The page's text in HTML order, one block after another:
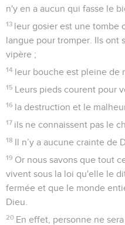
n'y en a aucun qui fasse le
13 leur gosier est une tombe
langue pour tromper. Ils ont
vipère ;
14 leur bouche est pleine de
15 Leurs pieds courent pour
16 la destruction et le
17 ils ne connaissent pas le
18 Il n’y a aucune crainte de
19 Or nous savons que tout
vivent sous la loi qu'elle le
fermée et que le monde
Dieu.
20 En effet, personne ne